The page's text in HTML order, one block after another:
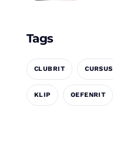
Tags
CLUBRIT CURSUS
KLIP OEFENRIT